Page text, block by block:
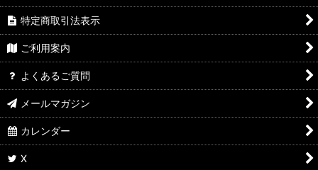
特定商取引法表示
ご利用案内
よくあるご質問
メールマガジン
カレンダー
X